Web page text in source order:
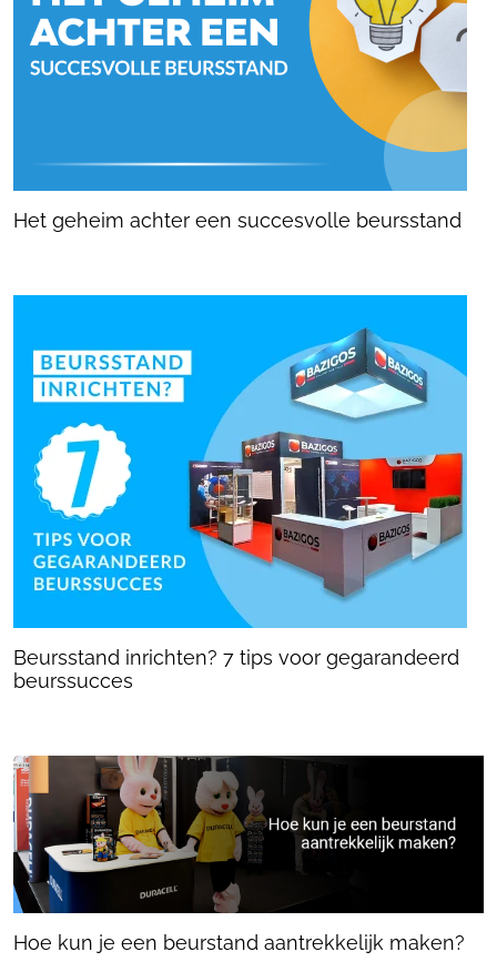
Het geheim achter een succesvolle beursstand
Beursstand inrichten? 7 tips voor gegarandeerd
beurssucces
Hoe kun je een beurstand aantrekkelijk maken?